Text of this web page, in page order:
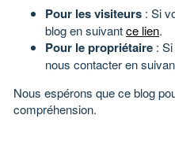
Pour les visiteurs : Si
blog en suivantce lien.
Pour le propriétaire :
nous contacter en
Nous espérons que ce blog
compréhension.